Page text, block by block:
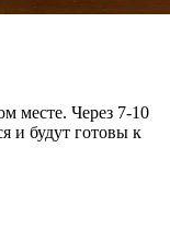
месте. Через 7-10
и будут готовы к